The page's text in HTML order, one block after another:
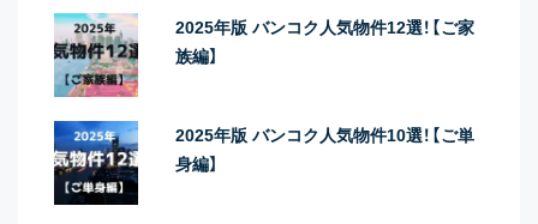
2025年版 バンコク人気物件12選！【ご家
族編】
2025年版 バンコク人気物件10選！【ご単
身編】